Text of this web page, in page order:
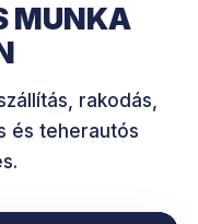
MUNKA
rakodás,
és teherautós